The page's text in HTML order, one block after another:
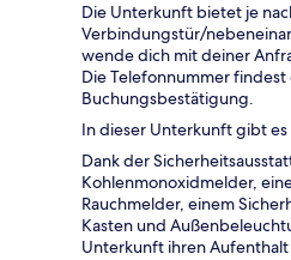
Die Unterkunft bietet je
Verbindungstür/
wende dich mit deiner
Die Telefonnummer
Buchungsbestätigung.
In dieser Unterkunft gibt
Dank der
Kohlenmonoxidmelder,
Rauchmelder, einem
Kasten und
Unterkunft ihren